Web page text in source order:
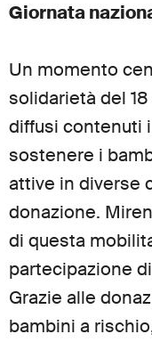
Giornata
Un momento
solidarietà del
diffusi contenuti
sostenere i
attive in diverse
donazione.
di questa
partecipazione
Grazie alle
bambini a